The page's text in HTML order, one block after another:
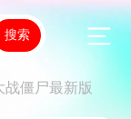
战僵尸最新版